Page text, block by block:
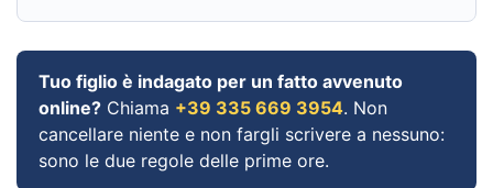
Tuo figlio è indagato per un fatto avvenuto
online? Chiama +39 335 669 3954. Non
cancellare niente e non fargli scrivere a nessuno:
sono le due regole delle prime ore.